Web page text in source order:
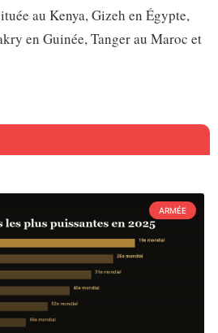
au Kenya, Gizeh en Égypte,
en Guinée, Tanger au Maroc et
ARMÉE